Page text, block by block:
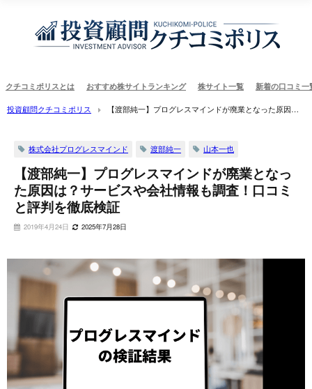
クチコミポリスとは おすすめ株サイトランキング 株サイト一覧 新着の口コミ一
投資顧問クチコミポリス
【渡部純一】プログレスマインドが廃業となった原因
株式会社プログレスマインド 渡部純一 山本一也
【渡部純一】プログレスマインドが廃業となっ
た原因は？サービスや会社情報も調査！口コミ
と評判を徹底検証
2019年4月24日 2025年7月28日